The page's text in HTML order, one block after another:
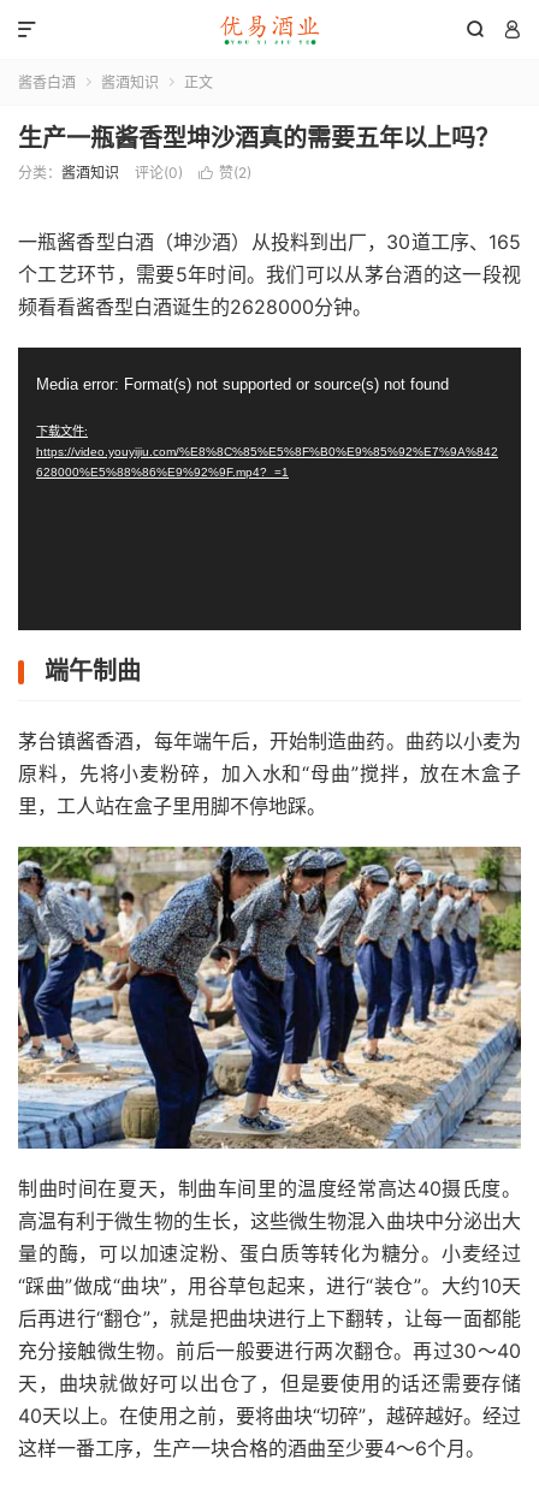
 

酱香白酒  酱酒知识  正文
生产一瓶酱香型坤沙酒真的需要五年以上吗？
分类： 酱酒知识 评论(0)  赞(2)
一瓶酱香型白酒（坤沙酒）从投料到出厂，30道工序、165
个工艺环节，需要5年时间。我们可以从茅台酒的这一段视
频看看酱香型白酒诞生的2628000分钟。
Media error: Format(s) not supported or source(s) not found
下载文件:
https://video.youyijiu.com/%E8%8C%85%E5%8F%B0%E9%85%92%E7%9A%842
628000%E5%88%86%E9%92%9F.mp4?_=1
端午制曲
茅台镇酱香酒，每年端午后，开始制造曲药。曲药以小麦为
原料，先将小麦粉碎，加入水和“母曲”搅拌，放在木盒子
里，工人站在盒子里用脚不停地踩。
制曲时间在夏天，制曲车间里的温度经常高达40摄氏度。
高温有利于微生物的生长，这些微生物混入曲块中分泌出大
量的酶，可以加速淀粉、蛋白质等转化为糖分。小麦经过
“踩曲”做成“曲块”，用谷草包起来，进行“装仓”。大约10天
后再进行“翻仓”，就是把曲块进行上下翻转，让每一面都能
充分接触微生物。前后一般要进行两次翻仓。再过30～40
天，曲块就做好可以出仓了，但是要使用的话还需要存储
40天以上。在使用之前，要将曲块“切碎”，越碎越好。经过
这样一番工序，生产一块合格的酒曲至少要4～6个月。